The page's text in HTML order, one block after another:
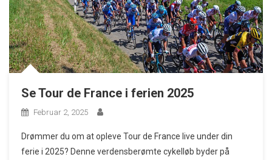
Se Tour de France i ferien 2025
Februar 2, 2025
Drømmer du om at opleve Tour de France live under din
ferie i 2025? Denne verdensberømte cykelløb byder på